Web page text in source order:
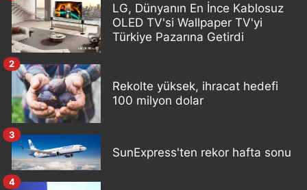
LG, Dünyanın En İnce Kablosuz
OLED TV'si Wallpaper TV'yi
Türkiye Pazarına Getirdi
Rekolte yüksek, ihracat hedefi
100 milyon dolar
2
SunExpress'ten rekor hafta sonu
3
4